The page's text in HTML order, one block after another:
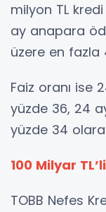
milyon TL
ay anapara
üzere en fazla
Faiz oranı ise
yüzde 36, 24
yüzde 34
100 Milyar
TOBB Nefes